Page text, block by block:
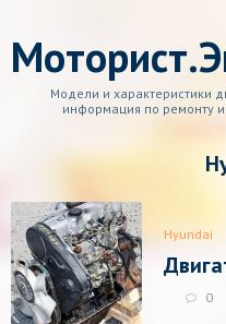
Модели и характеристики
информация по ремонту
Hyundai
0